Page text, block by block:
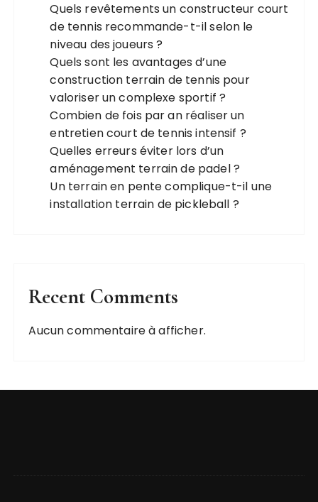
Quels revêtements un constructeur court
de tennis recommande-t-il selon le
niveau des joueurs ?
Quels sont les avantages d’une
construction terrain de tennis pour
valoriser un complexe sportif ?
Combien de fois par an réaliser un
entretien court de tennis intensif ?
Quelles erreurs éviter lors d’un
aménagement terrain de padel ?
Un terrain en pente complique-t-il une
installation terrain de pickleball ?
Recent Comments
Aucun commentaire à afficher.